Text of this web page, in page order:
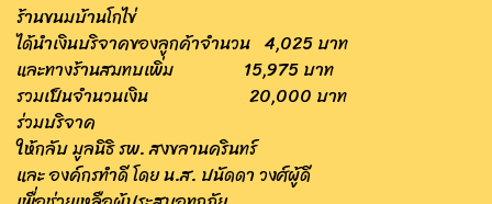
ร้านขนมบ้านโกไข่
ได้นำเงินบริจาคของลูกค้าจำนวน 4,025 บาท
และทางร้านสมทบเพิ่ม 15,975 บาท
รวมเป็นจำนวนเงิน 20,000 บาท
ร่วมบริจาค
ให้กลับ มูลนิธิ รพ. สงขลานครินทร์
และ องค์กรทำดี โดย น.ส. ปนัดดา วงศ์ผู้ดี